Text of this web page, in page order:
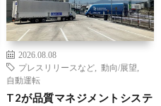
2026.08.08
プレスリリースなど
動向/展望
自動運転
T2が品質マネジメントシステ